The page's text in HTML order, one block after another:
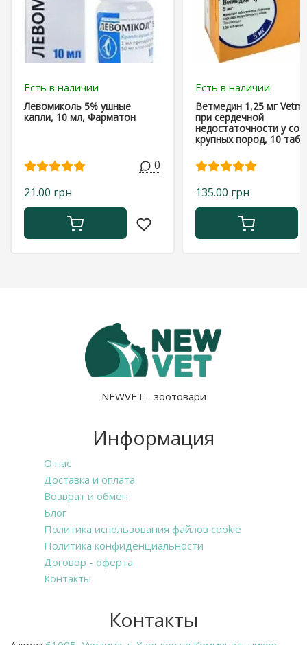
Есть в наличии
Левомиколь 5% ушные
капли, 10 мл, Фарматон
0
21.00 грн
Есть в наличии
Ветмедин 1,25 мг
при сердечной
недостаточности у
крупных пород, 10
135.00 грн
NEWVET - зоотовари
Информация
О нас
Доставка и оплата
Возврат и обмен
Блог
Политика использования файлов cookie
Политика конфиденциальности
Договор - оферта
Контакты
Контакты